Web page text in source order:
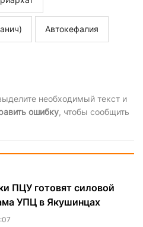
Автокефалия
необходимый текст и
ошибку, чтобы сообщить
ПЦУ готовят силовой
УПЦ в Якушинцах